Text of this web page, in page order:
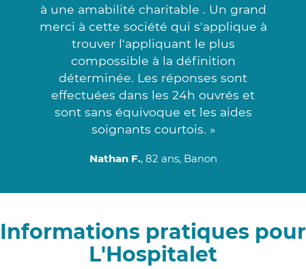
à une amabilité charitable . Un grand
merci à cette société qui s'applique à
trouver l'appliquant le plus
compossible à la définition
déterminée. Les réponses sont
effectuées dans les 24h ouvrés et
sont sans équivoque et les aides
soignants courtois. »
Nathan F., 82 ans, Banon
Informations pratiques pour
L'Hospitalet